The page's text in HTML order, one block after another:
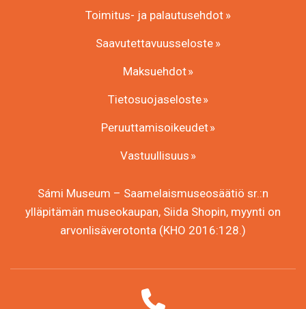
Toimitus- ja palautusehdot
Saavutettavuusseloste
Maksuehdot
Tietosuojaseloste
Peruuttamisoikeudet
Vastuullisuus
Sámi Museum – Saamelaismuseosäätiö sr.:n
ylläpitämän museokaupan, Siida Shopin, myynti on
arvonlisäverotonta (KHO 2016:128.)